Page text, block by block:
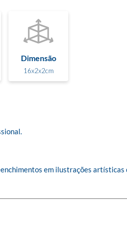
Dimensão
16x2x2cm
em ilustrações